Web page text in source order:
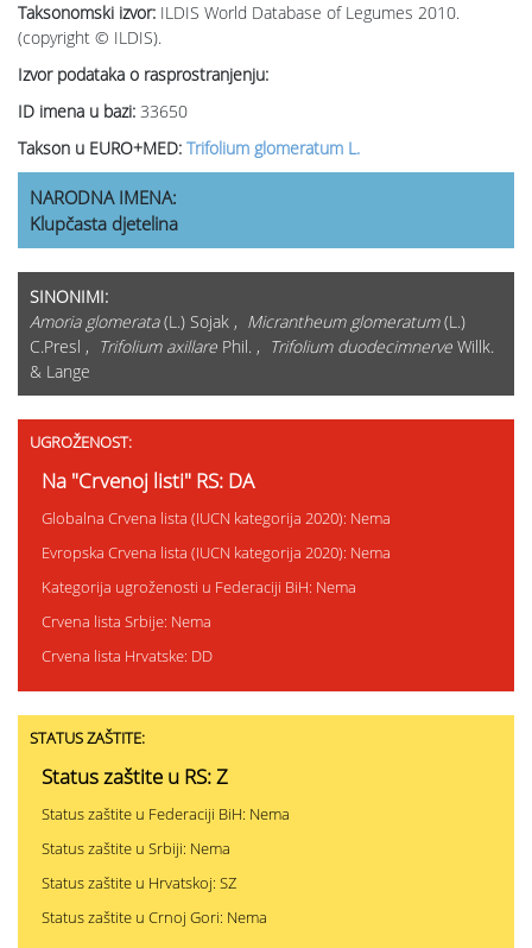
Taksonomski izvor: ILDIS World Database of Legumes 2010.
(copyright © ILDIS).
Izvor podataka o rasprostranjenju:
ID imena u bazi: 33650
Takson u EURO+MED: Trifolium glomeratum L.
NARODNA IMENA:
Klupčasta djetelina
SINONIMI:
Amoria glomerata(L.) Sojak , Micrantheum glomeratum(L.)
C.Presl , Trifolium axillare Phil. , Trifolium duodecimnerve Willk.
& Lange
UGROŽENOST:
Na "Crvenoj listi" RS: DA
Globalna Crvena lista (IUCN kategorija 2020): Nema
Evropska Crvena lista (IUCN kategorija 2020): Nema
Kategorija ugroženosti u Federaciji BiH: Nema
Crvena lista Srbije: Nema
Crvena lista Hrvatske: DD
STATUS ZAŠTITE:
Status zaštite u RS: Z
Status zaštite u Federaciji BiH: Nema
Status zaštite u Srbiji: Nema
Status zaštite u Hrvatskoj: SZ
Status zaštite u Crnoj Gori: Nema